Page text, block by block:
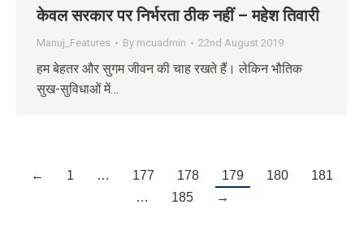
केवल सरकार पर निर्भरता ठीक नहीं – महेश तिवारी
Manuj_Features By mcuadmin 22nd August 2019
हम बेहतर और सुगम जीवन की चाह रखते हैं। लेकिन भौतिक
सुख-सुविधाओं में…
← 1 … 177 178 179 180
181
…
185 →